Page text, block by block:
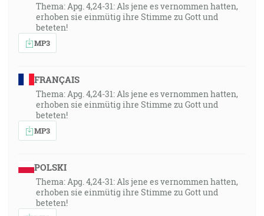
Thema: Apg. 4,24-31: Als jene es vernommen hatten,
erhoben sie einmütig ihre Stimme zu Gott und
beteten!
MP3
FRANÇAIS
Thema: Apg. 4,24-31: Als jene es vernommen hatten,
erhoben sie einmütig ihre Stimme zu Gott und
beteten!
MP3
POLSKI
Thema: Apg. 4,24-31: Als jene es vernommen hatten,
erhoben sie einmütig ihre Stimme zu Gott und
beteten!